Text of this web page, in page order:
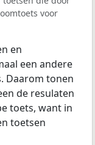
voor
en
een andere
Daarom tonen
de resulaten
toets, want in
toetsen